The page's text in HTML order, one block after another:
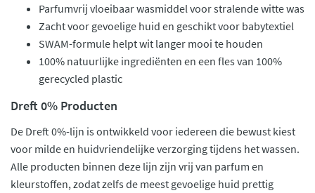
Parfumvrij vloeibaar wasmiddel voor stralende witte was
Zacht voor gevoelige huid en geschikt voor babytextiel
SWAM-formule helpt wit langer mooi te houden
100% natuurlijke ingrediënten en een fles van 100%
gerecycled plastic
Dreft 0% Producten
De Dreft 0%-lijn is ontwikkeld voor iedereen die bewust kiest
voor milde en huidvriendelijke verzorging tijdens het wassen.
Alle producten binnen deze lijn zijn vrij van parfum en
kleurstoffen, zodat zelfs de meest gevoelige huid prettig